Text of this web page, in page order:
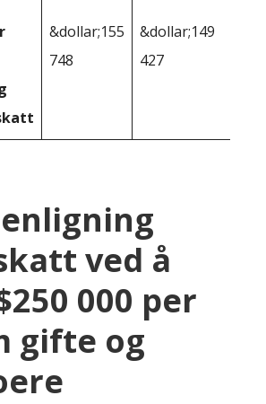
&dollar;155
748
&dollar;149
427
ved å
000 per
gifte og